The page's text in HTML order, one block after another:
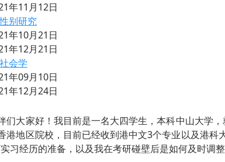
年11月12日
别研究
年10月21日
年12月21日
会学
年09月10日
年12月24日
们大家好！我目前是一名大四学生，本科中山大学
港地区院校，目前已经收到港中文3个专业以及港
习经历的准备，以及我在考研碰壁后是如何及时调整